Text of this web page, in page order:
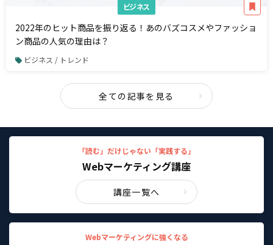
ビジネス
2022年のヒット商品を振り返る！あのバズコスメやファッショ
ン商品の人気の理由は？
ビジネス / トレンド
全ての記事を見る
「読む」だけじゃない「実践する」
Webマーケティング講座
講座一覧へ
Webマーケティングに強くなる